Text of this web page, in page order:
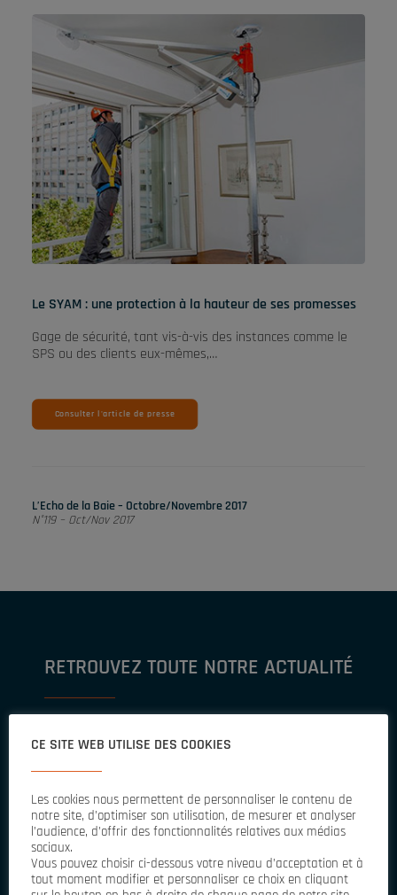
Le SYAM : une protection à la hauteur de ses promesses
Gage de sécurité, tant vis-à-vis des instances comme le
SPS ou des clients eux-mêmes,…
Consulter l'article de presse
L’Echo de la Baie – Octobre/Novembre 2017
N°119 – Oct/Nov 2017
RETROUVEZ TOUTE NOTRE ACTUALITÉ
Abonnez-vous à notre Newsletter pour retrouver les dernières
actualités,
projets, astuces et témoignages de nos experts.
CE SITE WEB UTILISE DES COOKIES
Les cookies nous permettent de personnaliser le contenu de
notre site, d’optimiser son utilisation, de mesurer et analyser
l’audience, d’offrir des fonctionnalités relatives aux médias
sociaux.
Vous pouvez choisir ci-dessous votre niveau d’acceptation et à
tout moment modifier et personnaliser ce choix en cliquant